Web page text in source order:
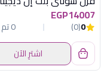
EGP14007
0
(0)
0 تم البيع
اشترِ الآن